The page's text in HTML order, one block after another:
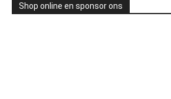
Shop online en sponsor ons